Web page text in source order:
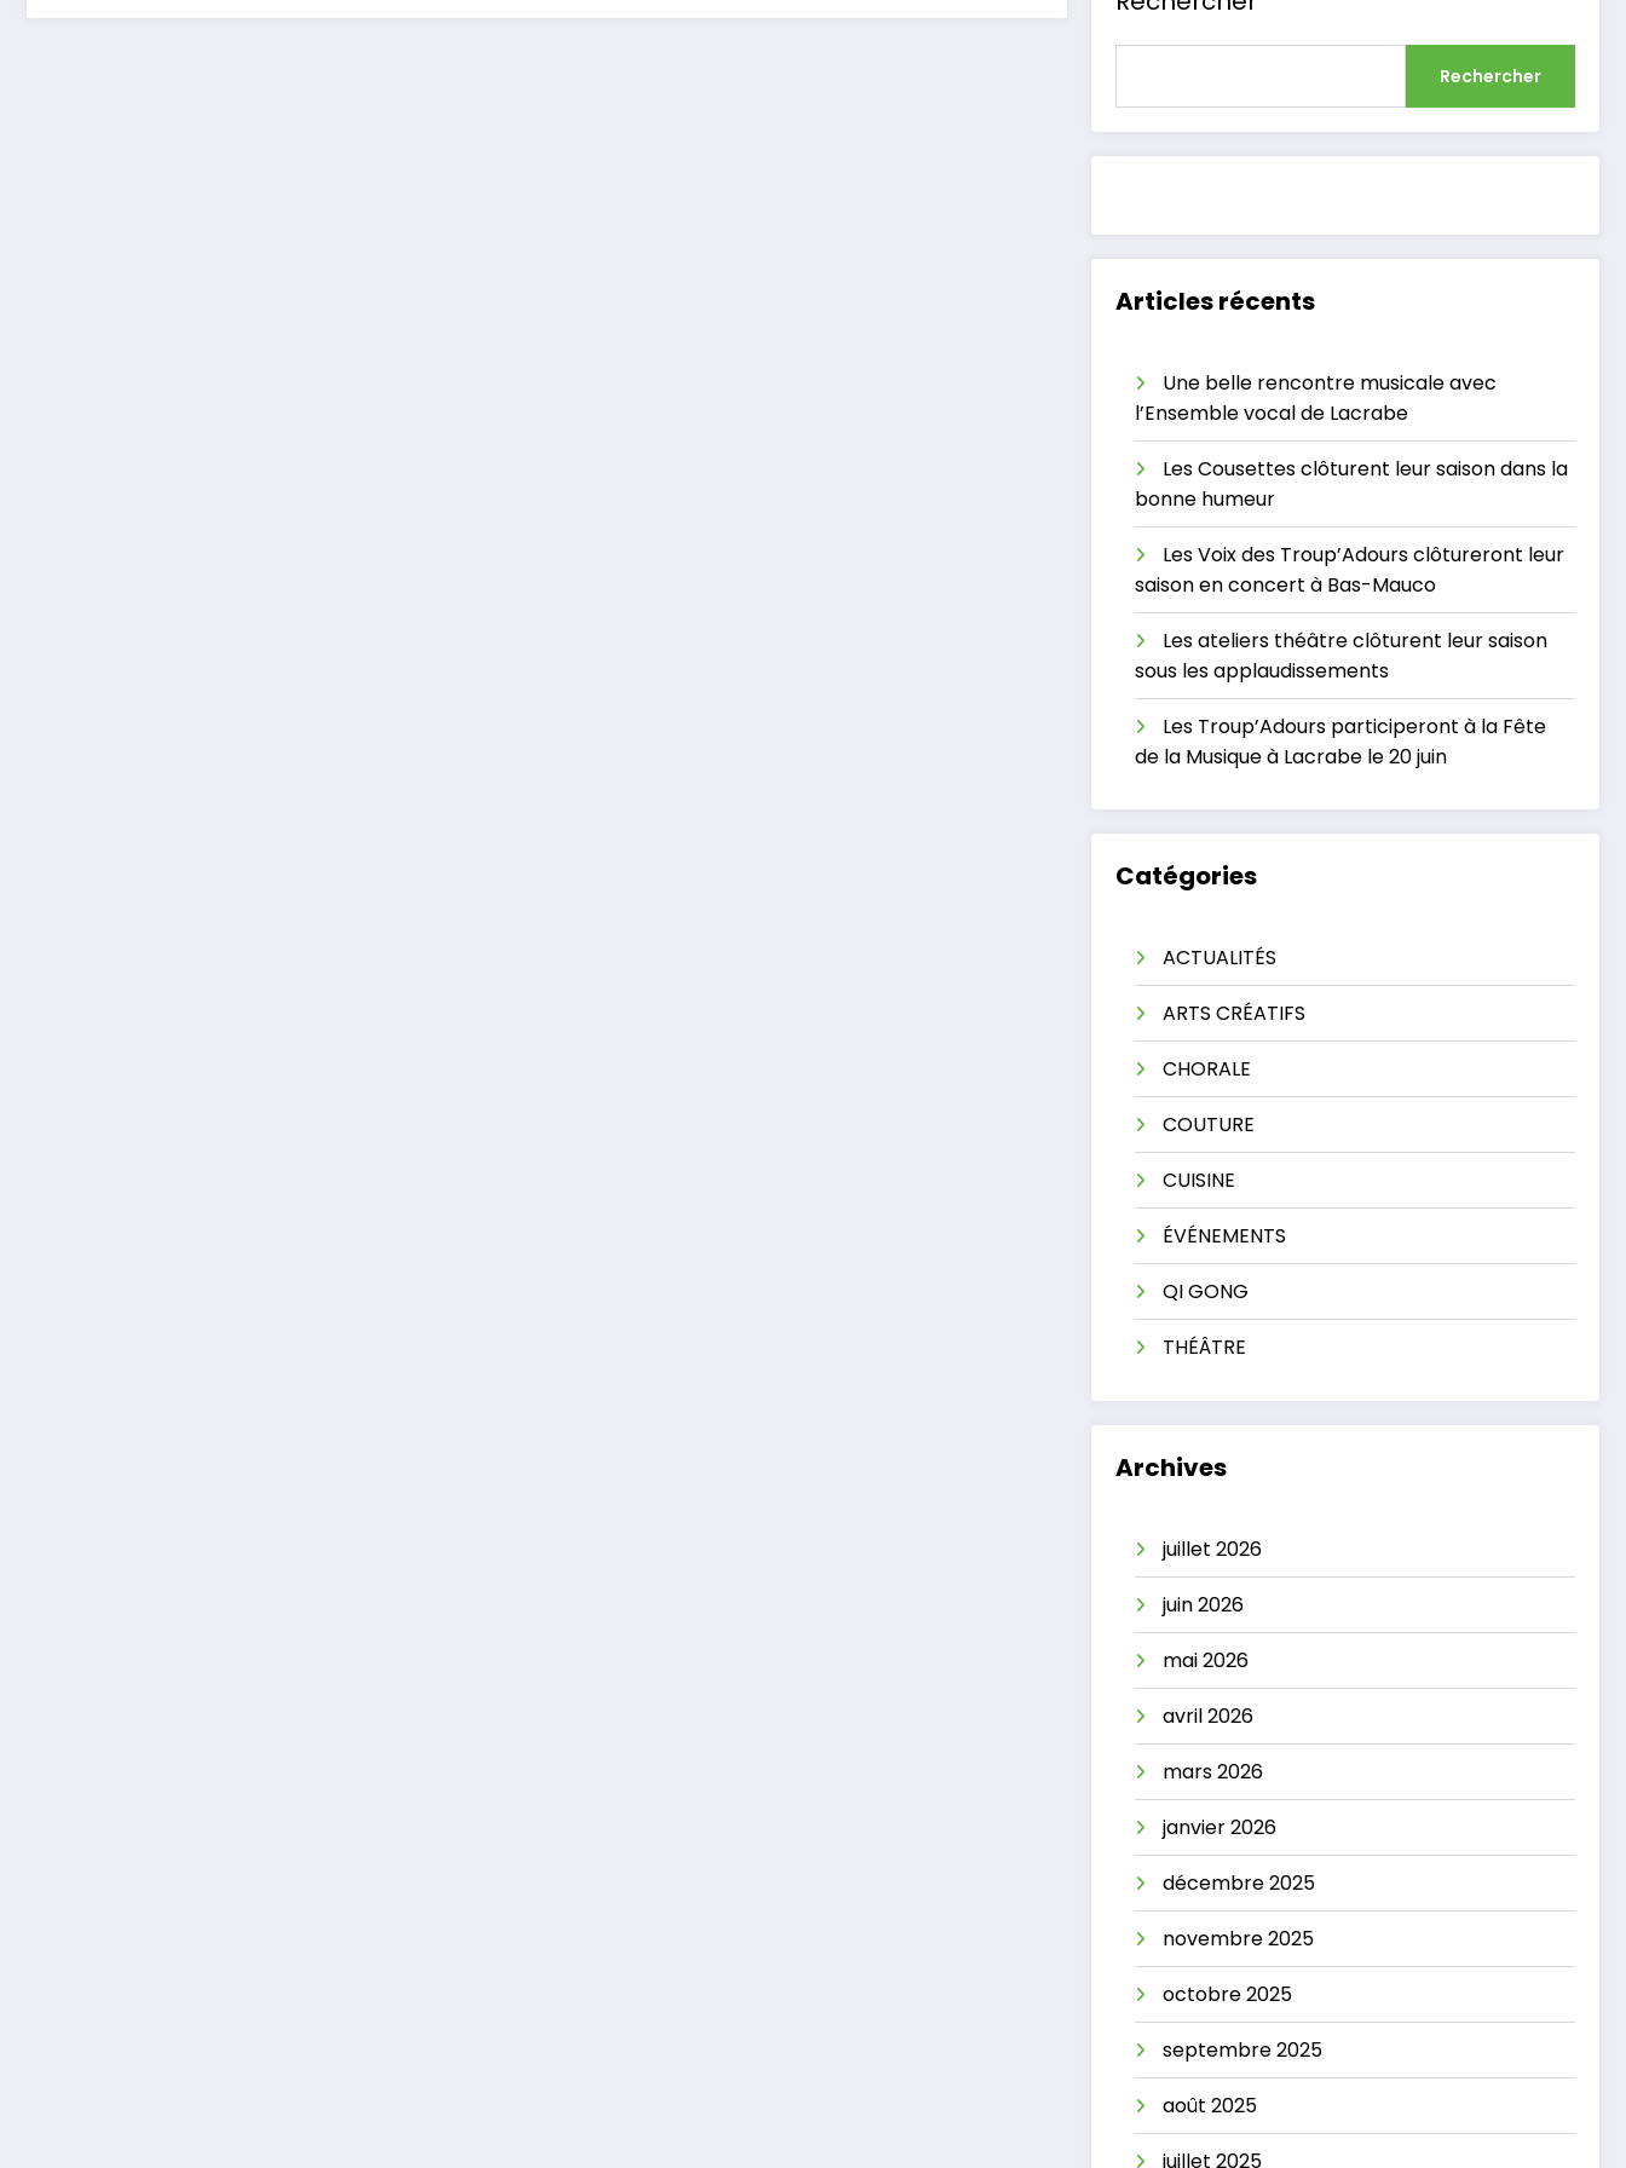
Rechercher
Articles récents
Une belle rencontre musicale avec
l’Ensemble vocal de Lacrabe
Les Cousettes clôturent leur saison dans la
bonne humeur
Les Voix des Troup’Adours clôtureront leur
saison en concert à Bas-Mauco
Les ateliers théâtre clôturent leur saison
sous les applaudissements
Les Troup’Adours participeront à la Fête
de la Musique à Lacrabe le 20 juin
Catégories
ACTUALITÉS
ARTS CRÉATIFS
CHORALE
COUTURE
CUISINE
ÉVÉNEMENTS
QI GONG
THÉÂTRE
Archives
juillet 2026
juin 2026
mai 2026
avril 2026
mars 2026
janvier 2026
décembre 2025
novembre 2025
octobre 2025
septembre 2025
août 2025
juillet 2025